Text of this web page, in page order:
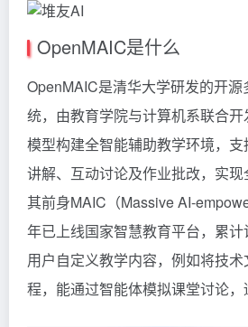
OpenMAIC是什么
OpenMAIC是清华大学研发的开
统，由教育学院与计算机系联合
模型构建全智能辅助教学环境，
讲解、互动讨论及作业批改，实现
其前身MAIC（Massive AI-
年已上线国家智慧教育平台，累
用户自定义教学内容，例如将技
程，能通过智能体模拟课堂讨论，